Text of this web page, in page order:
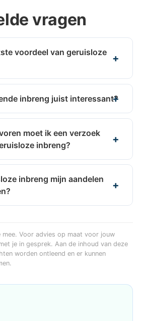
vragen
voordeel van geruisloze
inbreng juist interessant?
moet ik een verzoek
inbreng?
inbreng mijn aandelen
mee. Voor advies op maat voor jouw
je in gesprek. Aan de inhoud van deze
worden ontleend en er kunnen